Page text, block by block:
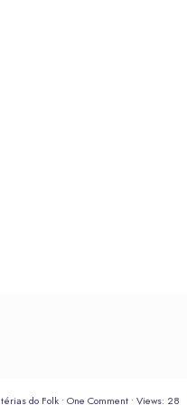
do Folk • One Comment • Views: 28